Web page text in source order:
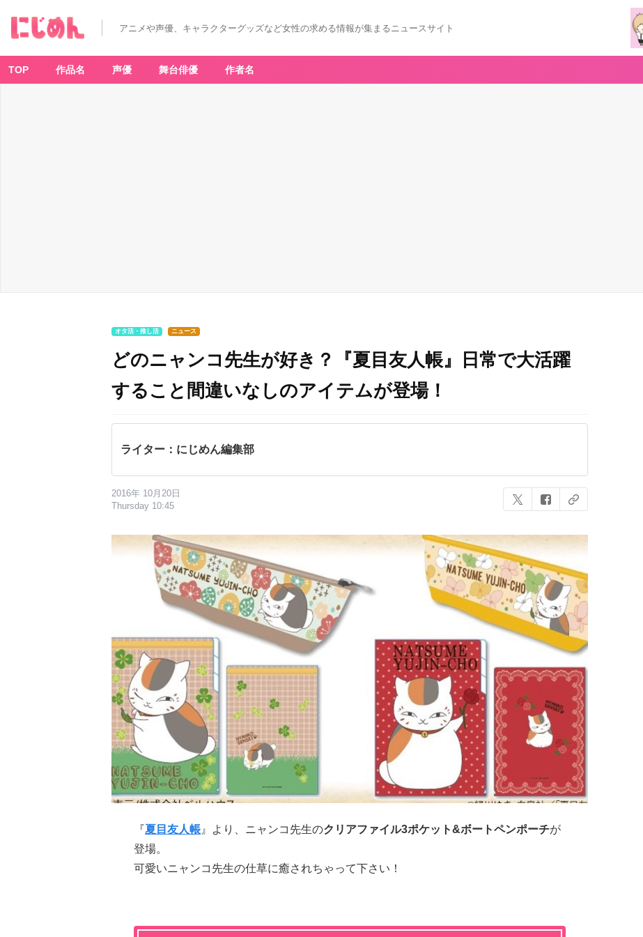
アニメや声優、キャラクターグッズなど女性の求める情報が集まるニュースサイト
TOP 作品名 声優 舞台俳優 作者名
オタ活・推し活 ニュース
どのニャンコ先生が好き？『夏目友人帳』日常で大活躍
すること間違いなしのアイテムが登場！
ライター：にじめん編集部
2016年 10月20日
Thursday 10:45
『夏目友人帳 』より、ニャンコ先生のクリアファイル3ポケット&ボートペンポーチが
登場。
可愛いニャンコ先生の仕草に癒されちゃって下さい！